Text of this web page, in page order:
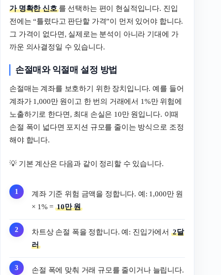
가 명확한 신호를 선택하는 편이 현실적입니다. 진입
전에는 “틀렸다고 판단할 가격”이 먼저 있어야 합니다.
그 가격이 없다면, 실제로는 분석이 아니라 기대에 가
까운 의사결정일 수 있습니다.
손절매와 익절매 설정 방법
손절매는 계좌를 보호하기 위한 장치입니다. 예를 들어
계좌가 1,000만 원이고 한 번의 거래에서 1%만 위험에
노출하기로 한다면, 최대 손실은 10만 원입니다. 이때
손절 폭이 넓다면 포지션 규모를 줄이는 방식으로 조정
해야 합니다.
💡 기본 계산은 다음과 같이 정리할 수 있습니다.
계좌 기준 위험 금액을 정합니다. 예: 1,000만 원
× 1% = 10만 원
차트상 손절 폭을 정합니다. 예: 진입가에서
2달
러
손절 폭에 맞춰 거래 규모를 줄이거나 늘립니다.